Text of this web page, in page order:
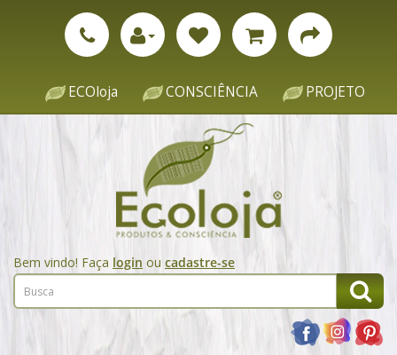
ECOloja CONSCIÊNCIA PROJETO
Bem vindo! Faça login ou cadastre-se